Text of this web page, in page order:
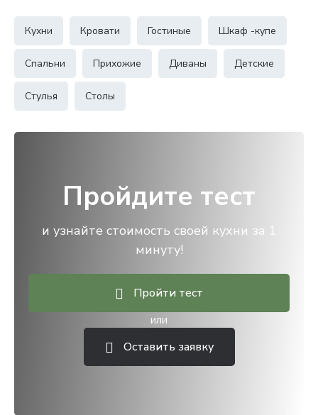
Кухни Кровати Гостиные Шкаф -купе
Спальни Прихожие Диваны Детские
Стулья Столы
Пройдите тест
и узнайте стоимость своей кухни за 1
минуту!
Пройти тест
или
Оставить заявку